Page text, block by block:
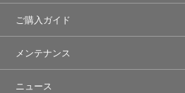
ご購入ガイド
メンテナンス
ニュース